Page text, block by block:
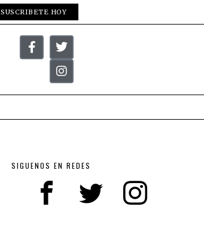
SUSCRIBETE HOY
SIGUENOS EN REDES